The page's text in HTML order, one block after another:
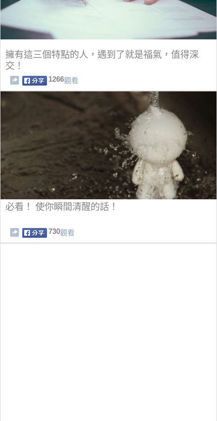
擁有這三個特點的人，遇到了就是福氣，值得深
交！
1266觀看
必看！ 使你瞬間清醒的話！
730觀看